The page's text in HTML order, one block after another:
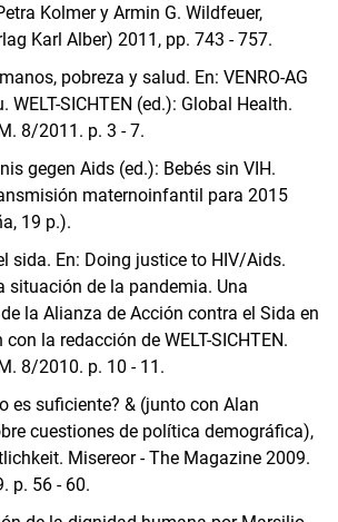
Kolmer y Armin G. Wildfeuer,
Karl Alber) 2011, pp. 743 - 757.
pobreza y salud. En: VENRO-AG
WELT-SICHTEN (ed.): Global Health.
8/2011. p. 3 - 7.
gegen Aids (ed.): Bebés sin VIH.
maternoinfantil para 2015
19 p.).
sida. En: Doing justice to HIV/Aids.
situación de la pandemia. Una
la Alianza de Acción contra el Sida en
la redacción de WELT-SICHTEN.
8/2010. p. 10 - 11.
es suficiente? & (junto con Alan
cuestiones de política demográfica),
Misereor - The Magazine 2009.
p. 56 - 60.